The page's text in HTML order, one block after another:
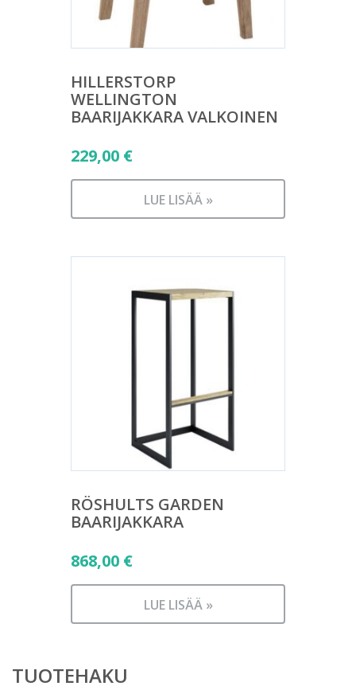
HILLERSTORP
WELLINGTON
BAARIJAKKARA VALKOINEN
229,00 €
LUE LISÄÄ »
RÖSHULTS GARDEN
BAARIJAKKARA
868,00 €
LUE LISÄÄ »
TUOTEHAKU